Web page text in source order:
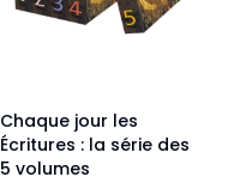
Chaque jour les
Écritures : la série des
5 volumes